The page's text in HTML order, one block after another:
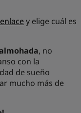
y elige cuál es
, no
con la
de sueño
mucho más de